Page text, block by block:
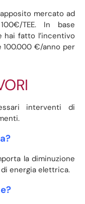
mercato ad
TEE. In base
hai fatto l’incentivo
100.000 €/anno per
interventi di
la diminuzione
energia elettrica.